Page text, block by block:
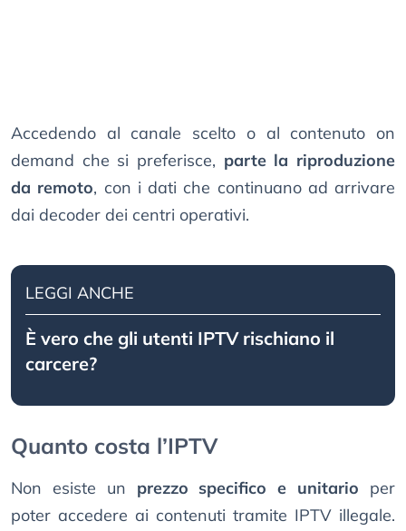
Accedendo al canale scelto o al contenuto on
demand che si preferisce, parte la riproduzione
da remoto, con i dati che continuano ad arrivare
dai decoder dei centri operativi.
LEGGI ANCHE
È vero che gli utenti IPTV rischiano il
carcere?
Quanto costa l’IPTV
Non esiste un prezzo specifico e unitario per
poter accedere ai contenuti tramite IPTV illegale.